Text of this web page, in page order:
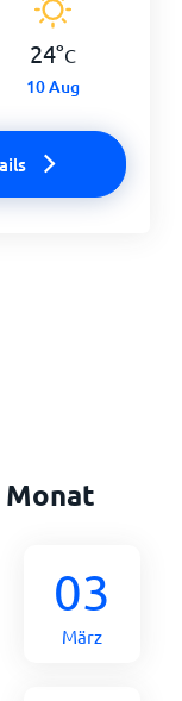
24°C
10 Aug
Monat
03
März